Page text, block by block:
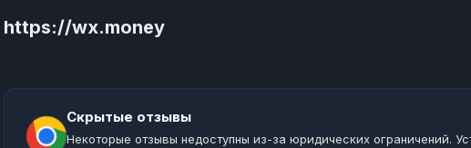
https://wx.money
Скрытые отзывы
Некоторые отзывы недоступны из-за юридических ограничений.